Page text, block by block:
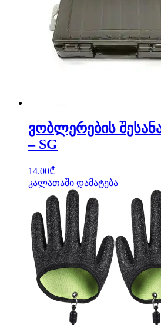
ვობლერების
– SG
14.00₾
კალათაში დამატება